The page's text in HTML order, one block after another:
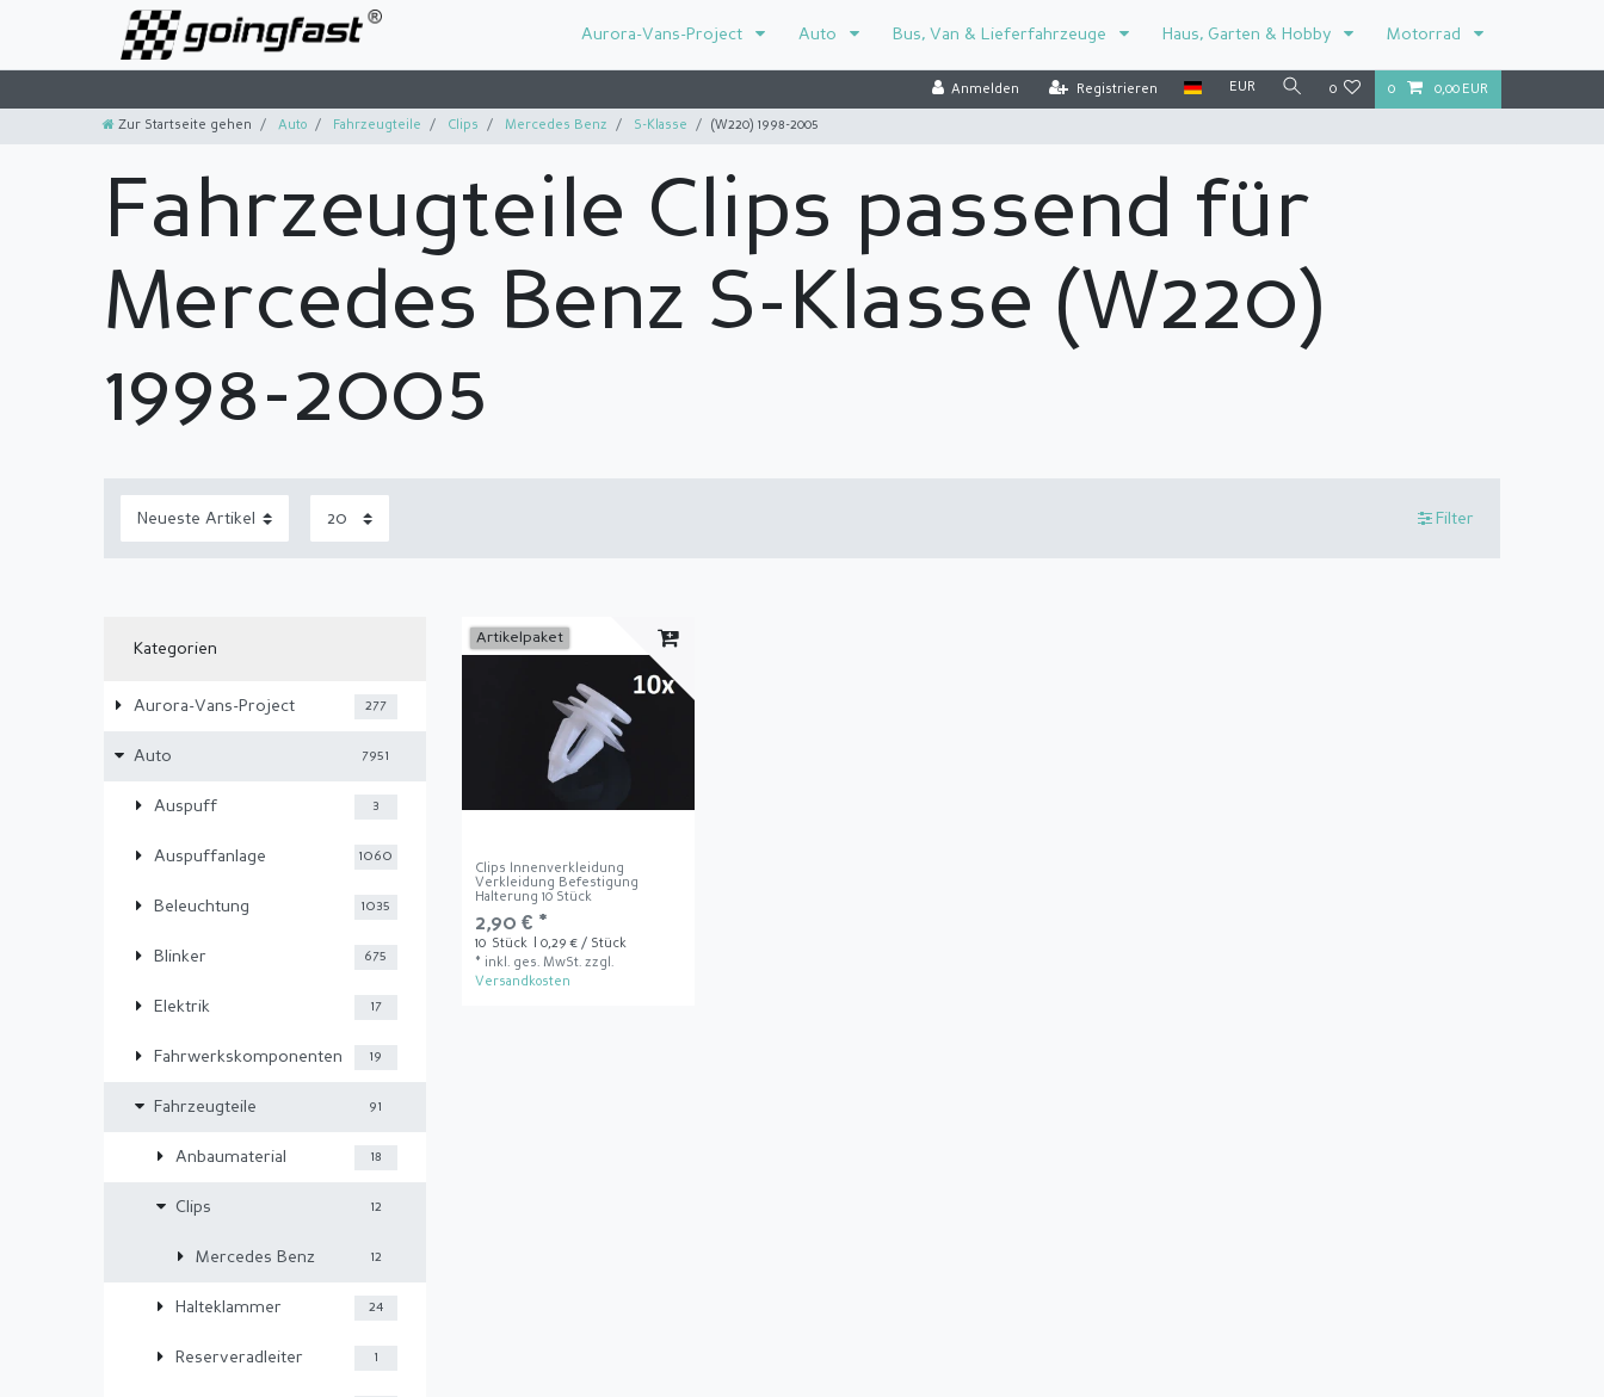
Aurora-Vans-Project Auto Bus, Van & Lieferfahrzeuge Haus, Garten & Hobby Motorrad
Anmelden Registrieren EUR 0 0 0,00 EUR
Zur Startseite gehen Auto Fahrzeugteile Clips Mercedes Benz S-Klasse (W220) 1998-2005
Fahrzeugteile Clips passend für
Mercedes Benz S-Klasse (W220)
1998-2005
Filter
Kategorien
Aurora-Vans-Project 277
Auto 7951
Auspuff 3
Auspuffanlage 1060
Beleuchtung 1035
Blinker 675
Elektrik 17
Fahrwerkskomponenten 19
Fahrzeugteile 91
Anbaumaterial 18
Clips 12
Mercedes Benz 12
Halteklammer 24
Reserveradleiter 1
Artikelpaket
Clips Innenverkleidung
Verkleidung Befestigung
Halterung 10 Stück
2,90 € *
10 Stück
| 0,29 € / Stück
* inkl. ges. MwSt. zzgl.
Versandkosten